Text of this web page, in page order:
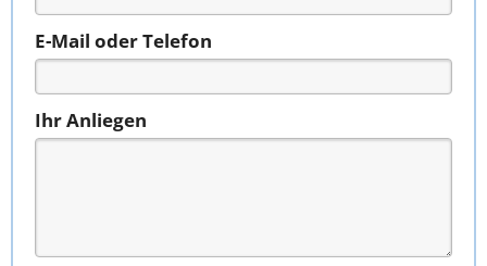
E-Mail oder Telefon
Ihr Anliegen